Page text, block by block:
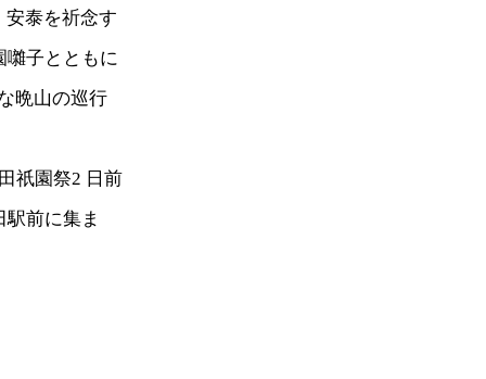
泰を祈念す
囃子とともに
晩山の巡行
祇園祭2 日前
前に集ま